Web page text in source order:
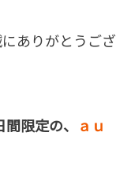
ありがとうござ
限定の、 ａｕ